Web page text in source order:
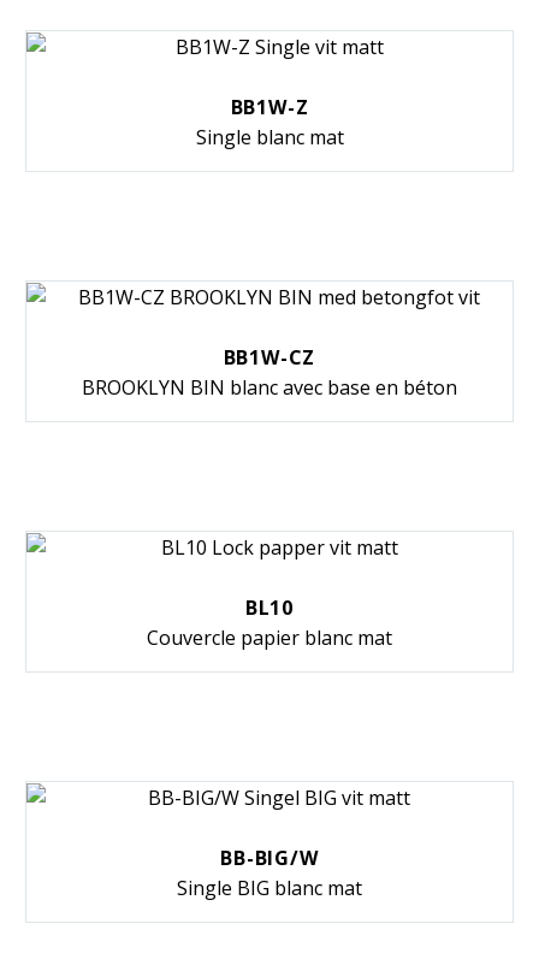
BB1W-Z
Single blanc mat
BB1W-CZ
BROOKLYN BIN blanc avec base en béton
BL10
Couvercle papier blanc mat
BB-BIG/W
Single BIG blanc mat